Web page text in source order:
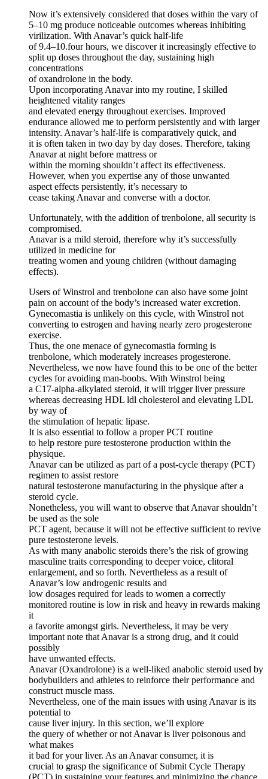
Now it’s extensively considered that doses within the vary of
5–10 mg produce noticeable outcomes whereas inhibiting
virilization. With Anavar’s quick half-life
of 9.4–10.four hours, we discover it increasingly effective to
split up doses throughout the day, sustaining high
concentrations
of oxandrolone in the body.
Upon incorporating Anavar into my routine, I skilled
heightened vitality ranges
and elevated energy throughout exercises. Improved
endurance allowed me to perform persistently and with larger
intensity. Anavar’s half-life is comparatively quick, and
it is often taken in two day by day doses. Therefore, taking
Anavar at night before mattress or
within the morning shouldn’t affect its effectiveness.
However, when you expertise any of those unwanted
aspect effects persistently, it’s necessary to
cease taking Anavar and converse with a doctor.
Unfortunately, with the addition of trenbolone, all security is
compromised.
Anavar is a mild steroid, therefore why it’s successfully
utilized in medicine for
treating women and young children (without damaging
effects).
Users of Winstrol and trenbolone can also have some joint
pain on account of the body’s increased water excretion.
Gynecomastia is unlikely on this cycle, with Winstrol not
converting to estrogen and having nearly zero progesterone
exercise.
Thus, the one menace of gynecomastia forming is
trenbolone, which moderately increases progesterone.
Nevertheless, we now have found this to be one of the better
cycles for avoiding man-boobs. With Winstrol being
a C17-alpha-alkylated steroid, it will trigger liver pressure
whereas decreasing HDL ldl cholesterol and elevating LDL
by way of
the stimulation of hepatic lipase.
It is also essential to follow a proper PCT routine
to help restore pure testosterone production within the
physique.
Anavar can be utilized as part of a post-cycle therapy (PCT)
regimen to assist restore
natural testosterone manufacturing in the physique after a
steroid cycle.
Nonetheless, you will want to observe that Anavar shouldn’t
be used as the sole
PCT agent, because it will not be effective sufficient to revive
pure testosterone levels.
As with many anabolic steroids there’s the risk of growing
masculine traits corresponding to deeper voice, clitoral
enlargement, and so forth. Nevertheless as a result of
Anavar’s low androgenic results and
low dosages required for leads to women a correctly
monitored routine is low in risk and heavy in rewards making
it
a favorite amongst girls. Nevertheless, it may be very
important note that Anavar is a strong drug, and it could
possibly
have unwanted effects.
Anavar (Oxandrolone) is a well-liked anabolic steroid used by
bodybuilders and athletes to reinforce their performance and
construct muscle mass.
Nevertheless, one of the main issues with using Anavar is its
potential to
cause liver injury. In this section, we’ll explore
the query of whether or not Anavar is liver poisonous and
what makes
it bad for your liver. As an Anavar consumer, it is
crucial to grasp the significance of Submit Cycle Therapy